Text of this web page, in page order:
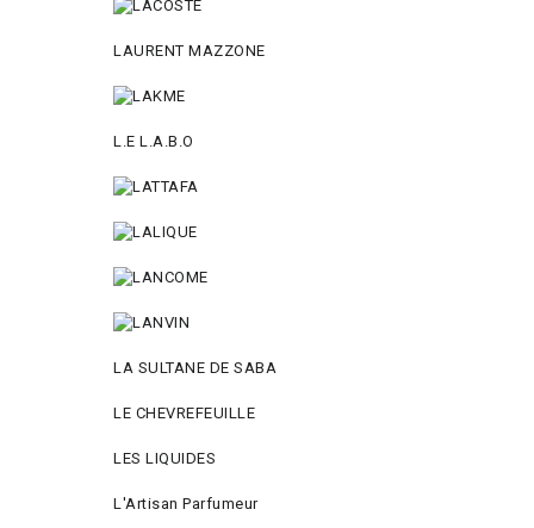
LAURENT MAZZONE
L.E L.A.B.O
LA SULTANE DE SABA
LE CHEVREFEUILLE
LES LIQUIDES
L'Artisan Parfumeur